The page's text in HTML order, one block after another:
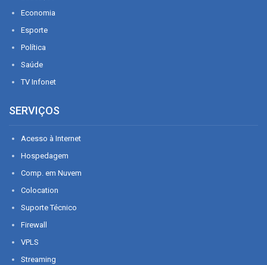
Economia
Esporte
Política
Saúde
TV Infonet
SERVIÇOS
Acesso à Internet
Hospedagem
Comp. em Nuvem
Colocation
Suporte Técnico
Firewall
VPLS
Streaming